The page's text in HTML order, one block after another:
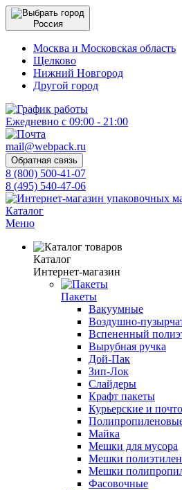
Россия
Москва и Московская область
Щелково
Нижний Новгород
Другой город
Ежедневно с 09:00 - 21:00
mail@webpack.ru
Обратная связь
8 (800) 500-41-07
8 (495) 540-47-06
Каталог
Меню
Каталог
Интернет-магазин
Пакеты
Вакуумные
Воздушно-
Вспененный
Вырубная ручка
Дой-Пак
Зип-Лок
Слайдеры
Крафт пакеты
Курьерские и
Майка
Мешки для мусора
Мешки
Мешки
Фасовочные